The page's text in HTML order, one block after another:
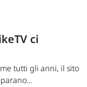
ci
tutti gli anni, il sito